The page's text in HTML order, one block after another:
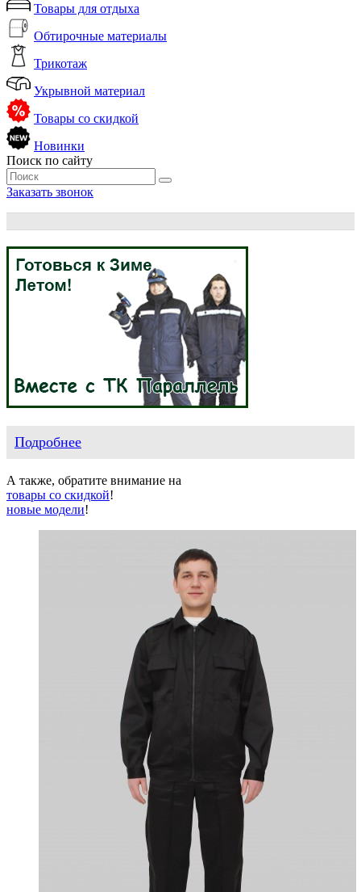
Товары для отдыха
Обтирочные материалы
Трикотаж
Укрывной материал
Товары со скидкой
Новинки
Поиск по сайту
Заказать звонок
Подробнее
А также, обратите внимание на
товары со скидкой!
новые модели!